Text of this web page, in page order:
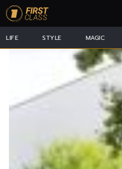
LIFE STYLE MAGIC